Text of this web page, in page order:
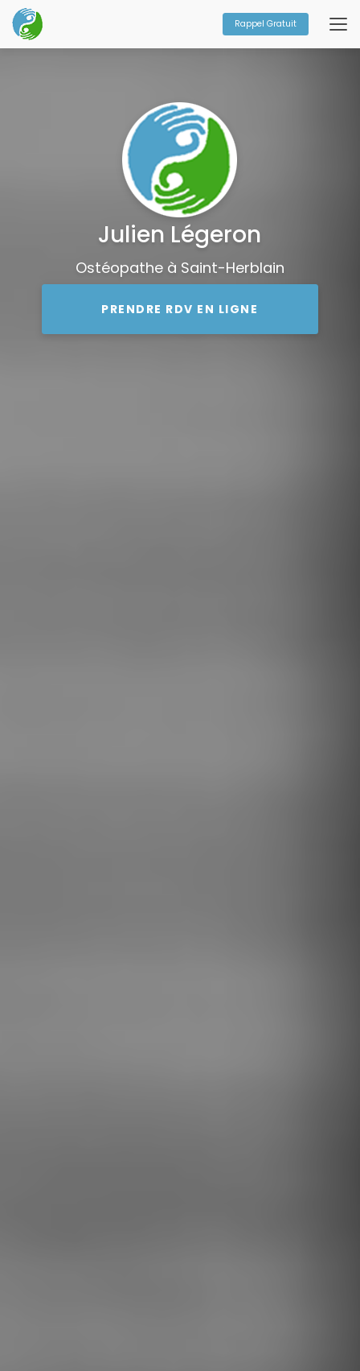
Aller
au
contenu
principal
Rappel Gratuit
Julien Légeron
Ostéopathe à Saint-Herblain
PRENDRE RDV EN LIGNE